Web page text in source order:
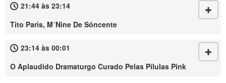
21:44 às 23:14
Tito Paris, M´Nine De Sóncente
23:14 às 00:01
O Aplaudido Dramaturgo Curado Pelas Pílulas Pink